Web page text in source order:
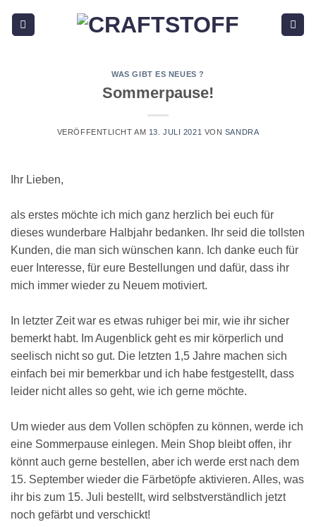
Inhalt
WAS GIBT ES NEUES ?
Sommerpause!
VERÖFFENTLICHT AM 13. JULI 2021 VON SANDRA
Ihr Lieben,
als erstes möchte ich mich ganz herzlich bei euch für
dieses wunderbare Halbjahr bedanken. Ihr seid die tollsten
Kunden, die man sich wünschen kann. Ich danke euch für
euer Interesse, für eure Bestellungen und dafür, dass ihr
mich immer wieder zu Neuem motiviert.
In letzter Zeit war es etwas ruhiger bei mir, wie ihr sicher
bemerkt habt. Im Augenblick geht es mir körperlich und
seelisch nicht so gut. Die letzten 1,5 Jahre machen sich
einfach bei mir bemerkbar und ich habe festgestellt, dass
leider nicht alles so geht, wie ich gerne möchte.
Um wieder aus dem Vollen schöpfen zu können, werde ich
eine Sommerpause einlegen. Mein Shop bleibt offen, ihr
könnt auch gerne bestellen, aber ich werde erst nach dem
15. September wieder die Färbetöpfe aktivieren. Alles, was
ihr bis zum 15. Juli bestellt, wird selbstverständlich jetzt
noch gefärbt und verschickt!